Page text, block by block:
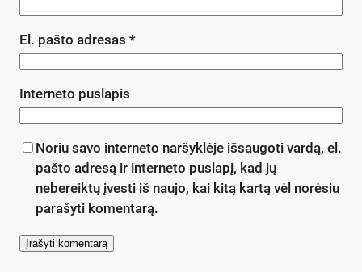
El. pašto adresas *
Interneto puslapis
Noriu savo interneto naršyklėje išsaugoti vardą, el.
pašto adresą ir interneto puslapį, kad jų
nebereiktų įvesti iš naujo, kai kitą kartą vėl norėsiu
parašyti komentarą.